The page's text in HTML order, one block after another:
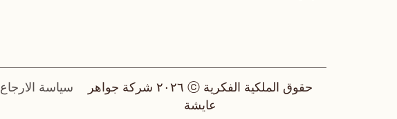
حقوق الملكية الفكرية ⓒ ٢٠٢٦ شركة جواهر
عايشة
سياسة الارجاع